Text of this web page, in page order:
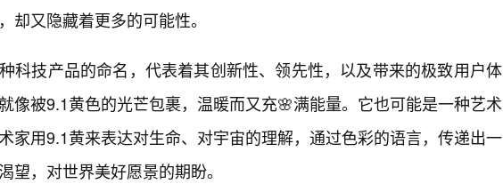
却又隐藏着更多的可能性。
科技产品的命名，代表着其创新性、领先性，以及带来的极致用户体
像被9.1黄色的光芒包裹，温暖而又充🌸满能量。它也可能是一种艺术
家用9.1黄来表达对生命、对宇宙的理解，通过色彩的语言，传递出一
望，对世界美好愿景的期盼。